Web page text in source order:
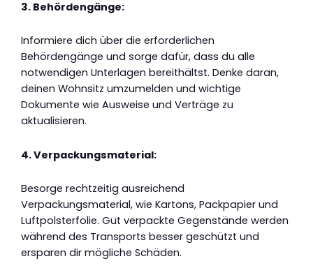
3. Behördengänge:
Informiere dich über die erforderlichen
Behördengänge und sorge dafür, dass du alle
notwendigen Unterlagen bereithältst. Denke daran,
deinen Wohnsitz umzumelden und wichtige
Dokumente wie Ausweise und Verträge zu
aktualisieren.
4. Verpackungsmaterial:
Besorge rechtzeitig ausreichend
Verpackungsmaterial, wie Kartons, Packpapier und
Luftpolsterfolie. Gut verpackte Gegenstände werden
während des Transports besser geschützt und
ersparen dir mögliche Schäden.